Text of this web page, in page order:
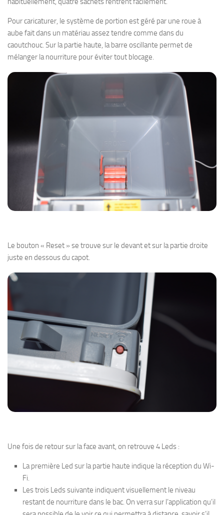
Pour caricaturer, le système de portion est géré par une roue à
aube fait dans un matériau assez tendre comme dans du
caoutchouc. Sur la partie haute, la barre oscillante permet de
mélanger la nourriture pour éviter tout blocage.
Le bouton « Reset » se trouve sur le devant et sur la partie droite
juste en dessous du capot.
Une fois de retour sur la face avant, on retrouve 4 Leds :
La première Led sur la partie haute indique la réception du Wi-
Fi.
Les trois Leds suivante indiquent visuellement le niveau
restant de nourriture dans le bac. On verra sur l’application qu’il